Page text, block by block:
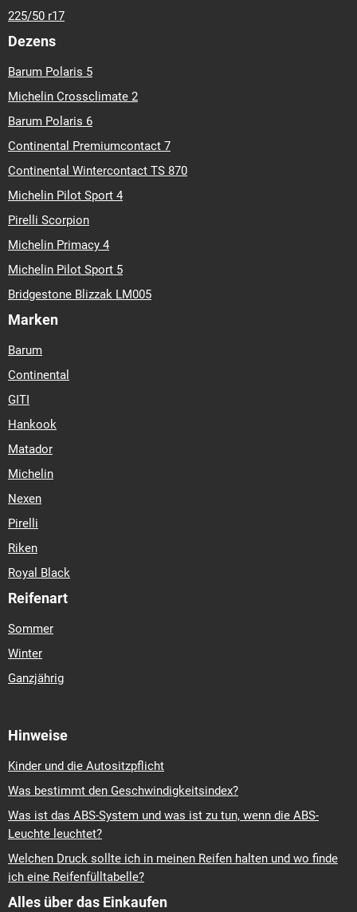
225/50 r17
Dezens
Barum Polaris 5
Michelin Crossclimate 2
Barum Polaris 6
Continental Premiumcontact 7
Continental Wintercontact TS 870
Michelin Pilot Sport 4
Pirelli Scorpion
Michelin Primacy 4
Michelin Pilot Sport 5
Bridgestone Blizzak LM005
Marken
Barum
Continental
GITI
Hankook
Matador
Michelin
Nexen
Pirelli
Riken
Royal Black
Reifenart
Sommer
Winter
Ganzjährig
Hinweise
Kinder und die Autositzpflicht
Was bestimmt den Geschwindigkeitsindex?
Was ist das ABS-System und was ist zu tun, wenn die ABS-
Leuchte leuchtet?
Welchen Druck sollte ich in meinen Reifen halten und wo finde
ich eine Reifenfülltabelle?
Alles über das Einkaufen